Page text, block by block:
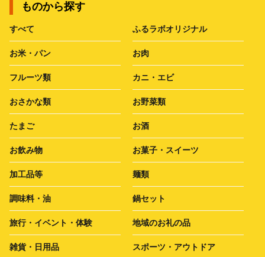
ものから探す
すべて ふるラボオリジナル
お米・パン お肉
フルーツ類 カニ・エビ
おさかな類 お野菜類
たまご お酒
お飲み物 お菓子・スイーツ
加工品等 麺類
調味料・油 鍋セット
旅行・イベント・体験 地域のお礼の品
雑貨・日用品 スポーツ・アウトドア